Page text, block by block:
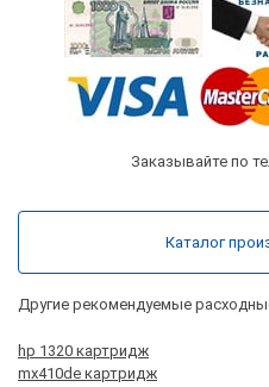
Заказывайте по
Другие рекомендуемые
hp 1320 картридж
mx410de картридж